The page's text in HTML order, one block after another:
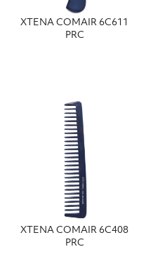
ΧΤΕΝΑ COMAIR 6C611
PRC
ΧΤΕΝΑ COMAIR 6C408
PRC